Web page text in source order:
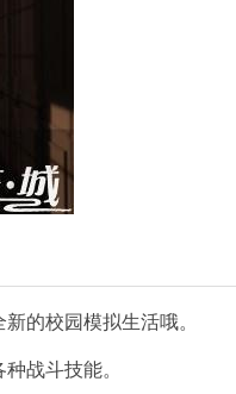
的校园模拟生活哦。
战斗技能。